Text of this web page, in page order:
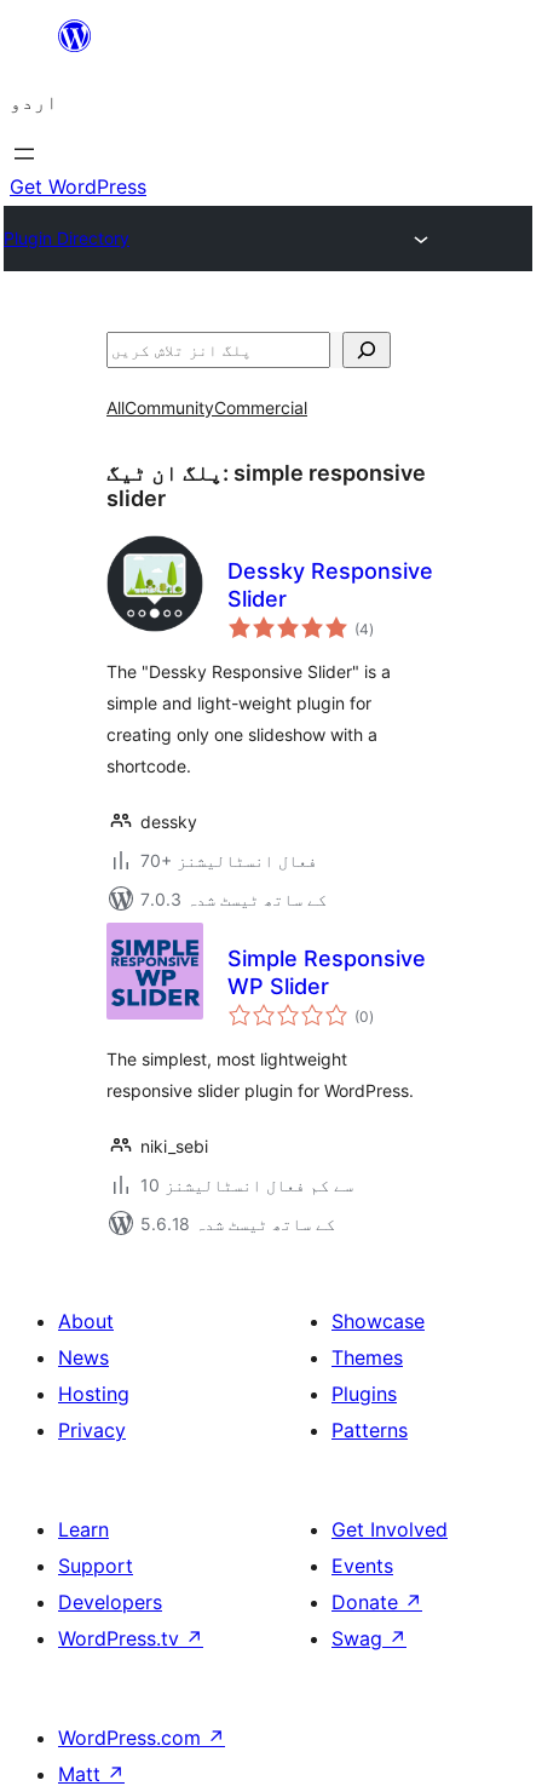
چھوڑیں
پر
جائیں
اردو
Get WordPress
Plugin Directory
تلاش
AllCommunityCommercial
پلگ ان ٹیگ: simple responsive
slider
Dessky Responsive
Slider
(4مجموعی
درجہ
)
The "Dessky Responsive Slider" is a
simple and light-weight plugin for
creating only one slideshow with a
shortcode.
dessky
70+ فعال انسٹالیشنز
7.0.3 کے ساتھ ٹیسٹ شدہ
Simple Responsive
WP Slider
(0مجموعی
درجہ
)
The simplest, most lightweight
responsive slider plugin for WordPress.
niki_sebi
10 سے کم فعال انسٹالیشنز
5.6.18 کے ساتھ ٹیسٹ شدہ
About
News
Hosting
Privacy
Showcase
Themes
Plugins
Patterns
Learn
Support
Developers
WordPress.tv ↗
Get Involved
Events
Donate ↗
Swag ↗
WordPress.com ↗
Matt ↗